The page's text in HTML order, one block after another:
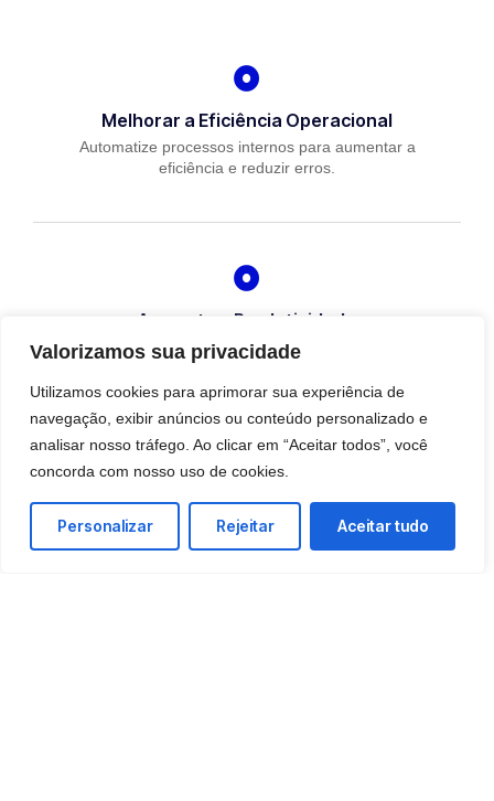
Valorizamos sua privacidade
Utilizamos cookies para aprimorar sua experiência de
navegação, exibir anúncios ou conteúdo personalizado e
analisar nosso tráfego. Ao clicar em “Aceitar todos”, você
concorda com nosso uso de cookies.
Personalizar Rejeitar Aceitar tudo
Melhorar a Eficiência Operacional
Automatize processos internos para aumentar a
eficiência e reduzir erros.
Aumente a Produtividade
Capacite a equipe com ferramentas digitais para
otimizar o desempenho.
Aprimore Experiências
Utilize dados para personalizar e aprimorar a